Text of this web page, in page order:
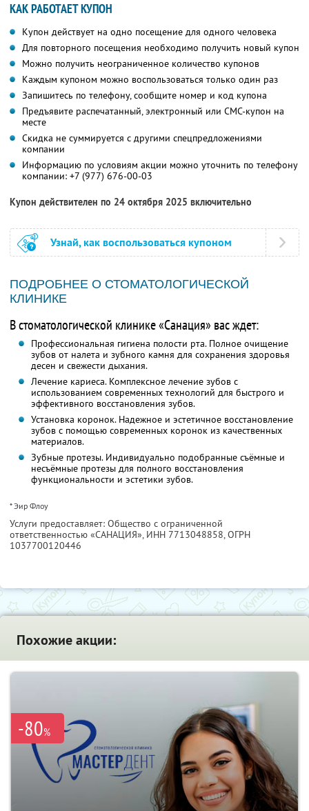
КАК РАБОТАЕТ КУПОН
Купон действует на одно посещение для одного человека
Для повторного посещения необходимо получить новый купон
Можно получить неограниченное количество купонов
Каждым купоном можно воспользоваться только один раз
Запишитесь по телефону, сообщите номер и код купона
Предъявите распечатанный, электронный или СМС-купон на
месте
Скидка не суммируется с другими спецпредложениями
компании
Информацию по условиям акции можно уточнить по телефону
компании: +7 (977) 676-00-03
Купон действителен по 24 октября 2025 включительно
Узнай, как воспользоваться купоном
ПОДРОБНЕЕ О СТОМАТОЛОГИЧЕСКОЙ
КЛИНИКЕ
В стоматологической клинике «Санация» вас ждет:
Профессиональная гигиена полости рта. Полное очищение
зубов от налета и зубного камня для сохранения здоровья
десен и свежести дыхания.
Лечение кариеса. Комплексное лечение зубов с
использованием современных технологий для быстрого и
эффективного восстановления зубов.
Установка коронок. Надежное и эстетичное восстановление
зубов с помощью современных коронок из качественных
материалов.
Зубные протезы. Индивидуально подобранные съёмные и
несъёмные протезы для полного восстановления
функциональности и эстетики зубов.
* Эир Флоу
Услуги предоставляет: Общество с ограниченной
ответственностью «САНАЦИЯ», ИНН 7713048858, ОГРН
1037700120446
Похожие акции:
-80%